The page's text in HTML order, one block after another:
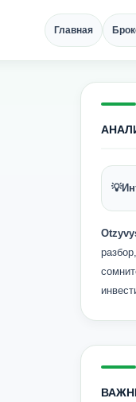
Главная
💡